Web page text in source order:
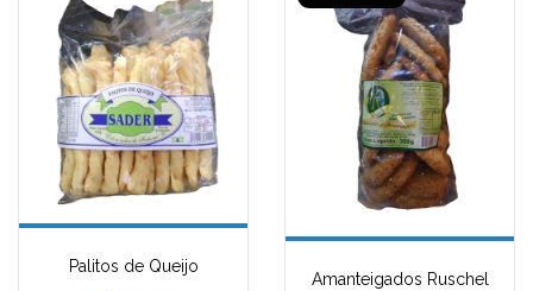
Palitos de Queijo
Amanteigados Ruschel